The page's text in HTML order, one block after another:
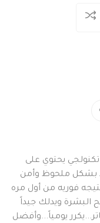
تكنولجي يحتوي على
يشد التجاعيد بشكل ملحوظ وأمن
فوريه من أول مره
ويدلك جيداً
يومياً...وأفضل